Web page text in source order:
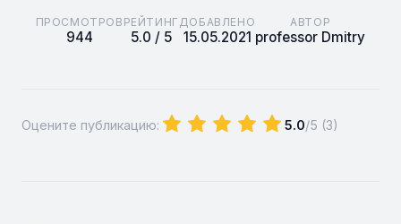
ПРОСМОТРОВ
944
РЕЙТИНГ
5.0 / 5
ДОБАВЛЕНО
15.05.2021
АВТОР
professor Dmitry
Оцените публикацию: 5.0/5 (3)